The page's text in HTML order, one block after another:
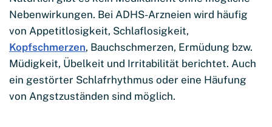
Nebenwirkungen. Bei ADHS-Arzneien wird häufig
von Appetitlosigkeit, Schlaflosigkeit,
Kopfschmerzen, Bauchschmerzen, Ermüdung bzw.
Müdigkeit, Übelkeit und Irritabilität berichtet. Auch
ein gestörter Schlafrhythmus oder eine Häufung
von Angstzuständen sind möglich.